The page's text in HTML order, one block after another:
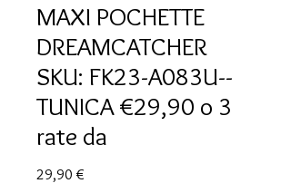
MAXI POCHETTE
DREAMCATCHER
SKU: FK23-A083U--
TUNICA €29,90 o 3
rate da
29,90 €